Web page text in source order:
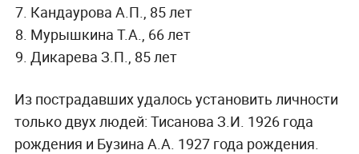
Кандаурова А.П., 85 лет
Мурышкина Т.А., 66 лет
Дикарева З.П., 85 лет
Из пострадавших удалось установить личности
только двух людей: Тисанова З.И. 1926 года
рождения и Бузина А.А. 1927 года рождения.